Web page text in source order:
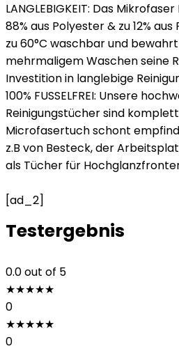
LANGLEBIGKEIT: Das
88% aus Polyester & zu 12%
zu 60°C waschbar und
mehrmaligem Waschen seine
Investition in langlebige
100% FUSSELFREI: Unsere
Reinigungstücher sind
Microfasertuch schont
z.B von Besteck, der
als Tücher für
[ad_2]
Testergebnis
0.0out of 5
★★★★★
0
★★★★★
0